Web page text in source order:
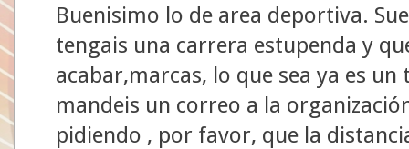
Buenisimo lo de area deportiva.
tengais una carrera estupenda y
acabar,marcas, lo que sea ya es
mandeis un correo a la
pidiendo , por favor, que la